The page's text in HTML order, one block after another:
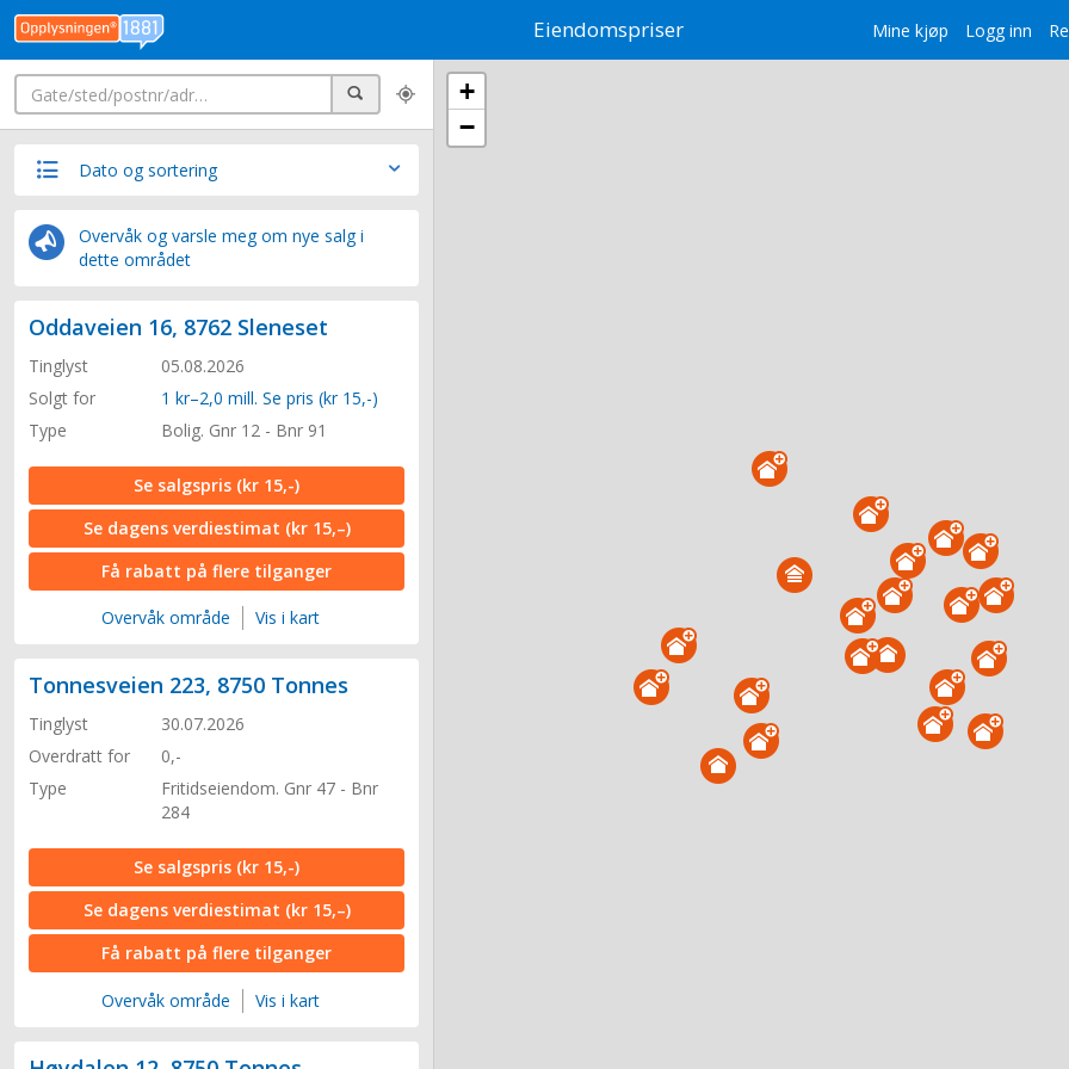
Mine kjøp Logg inn
Eiendomspriser
Søk
Dato og sortering
Overvåk og varsle meg om nye salg i
dette området
Oddaveien 16, 8762 Sleneset
Tinglyst
05.08.2026
Solgt for
1 kr–2,0 mill. Se pris (kr 15,-)
Type
Bolig. Gnr 12 - Bnr 91
Se salgspris (kr 15,-)
Se dagens verdiestimat (kr 15,–)
Få rabatt på flere tilganger
Overvåk område Vis i kart
Tonnesveien 223, 8750 Tonnes
Tinglyst
30.07.2026
Overdratt for
0,-
Type
Fritidseiendom. Gnr 47 - Bnr
284
Se salgspris (kr 15,-)
Se dagens verdiestimat (kr 15,–)
Få rabatt på flere tilganger
Overvåk område Vis i kart
+
−